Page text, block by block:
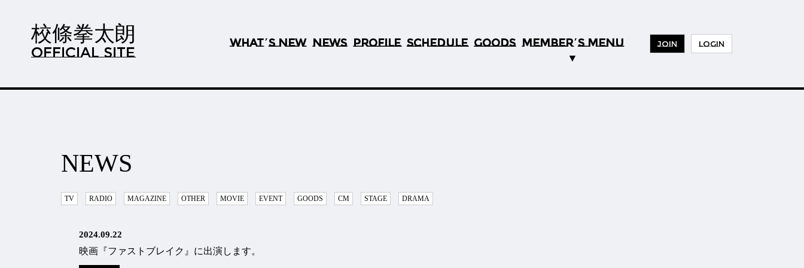
校條拳太朗
OFFICIAL SITE
WHAT’S NEW NEWS PROFILE SCHEDULE GOODS MEMBER’S MENU JOIN LOGIN
NEWS
TV RADIO MAGAZINE OTHER MOVIE EVENT GOODS CM STAGE DRAMA
2024.09.22
映画『ファストブレイク』に出演します。